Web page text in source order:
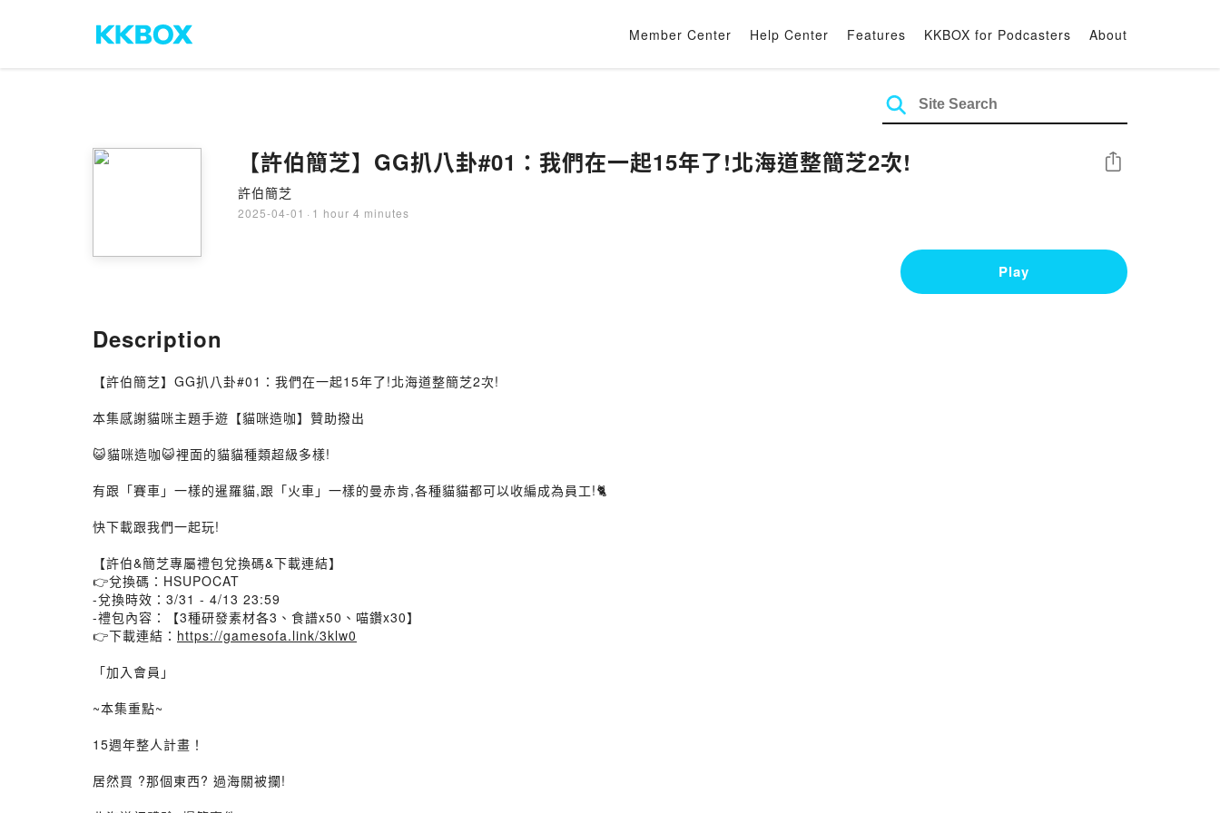
Member Center Help Center Features KKBOX for Podcasters About
【許伯簡芝】GG扒八卦#01：我們在一起15年了!北海道整簡芝2次!
許伯簡芝
2025-04-01 · 1 hour 4 minutes
Share
Play
Description
【許伯簡芝】GG扒八卦#01：我們在一起15年了!北海道整簡芝2次!
本集感謝貓咪主題手遊【貓咪造咖】贊助撥出
😺貓咪造咖😺裡面的貓貓種類超級多樣!
有跟「賽車」一樣的暹羅貓,跟「火車」一樣的曼赤肯,各種貓貓都可以收編成為員工!🐈
快下載跟我們一起玩!
【許伯&簡芝專屬禮包兌換碼&下載連結】
👉兌換碼：HSUPOCAT
-兌換時效：3/31 - 4/13 23:59
-禮包內容：【3種研發素材各3、食譜x50、喵鑽x30】
👉下載連結： https://gamesofa.link/3klw0
「加入會員」
~本集重點~
15週年整人計畫！
居然買 ?那個東西? 過海關被攔!